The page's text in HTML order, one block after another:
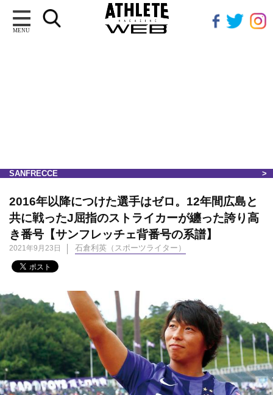
MENU
SANFRECCE
2016年以降につけた選手はゼロ。12年間広島と
共に戦ったJ屈指のストライカーが纏った誇り高
き番号【サンフレッチェ背番号の系譜】
2021年9月23日 石倉利英（スポーツライター）